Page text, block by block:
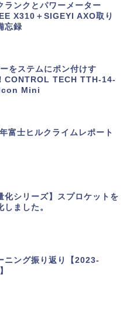
ランクとパワーメーター
X310＋SIGEYI AXO取り
忘録
をステムにポン付けす
CONTROL TECH TTH-14-
Mini
富士ヒルクライムレポート
化シリーズ】スプロケットを
しました。
ニング振り返り【2023-